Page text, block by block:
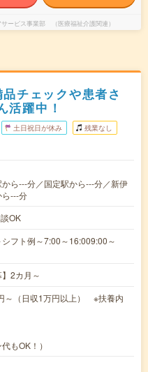
ービス事業部 （医療福祉介護関連）
チェックや患者さ
活躍中！
土日祝日が休み 残業なし
ら---分／国定駅から---分／新伊
---分
OK
フト例～7:00～16:009:00～
】2カ月～
～（日収1万円以上） ※扶養内
もOK！）